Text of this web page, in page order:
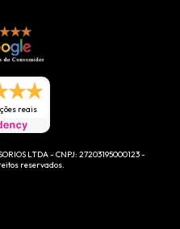
reais
LTDA - CNPJ: 27203195000123 -
reservados.